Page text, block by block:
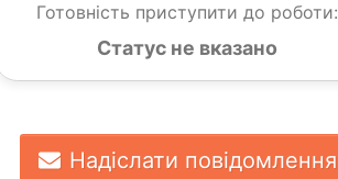
Готовність приступити до роботи:
Статус не вказано
Надіслати повідомлення